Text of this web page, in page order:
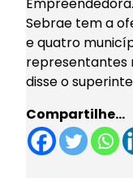
Sebrae tem a
e quatro
representantes
disse o
Compartilhe…